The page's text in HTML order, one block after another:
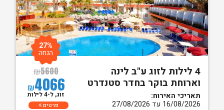
4 לילות לזוג ע"ב לינה
וארוחת בוקר בחדר סטנדרט
תאריכי האירוח:
16/08/2026 עד 27/08/2026
₪5600
₪4066
27%
הנחה
זוג, ל-4 לילות
פרטים